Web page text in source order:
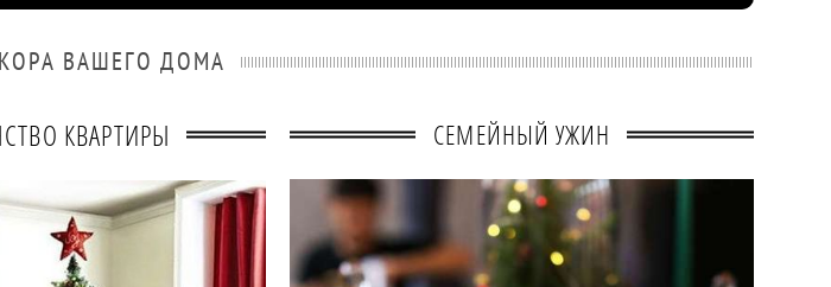
ВАШЕГО ДОМА
КВАРТИРЫ СЕМЕЙНЫЙ УЖИН